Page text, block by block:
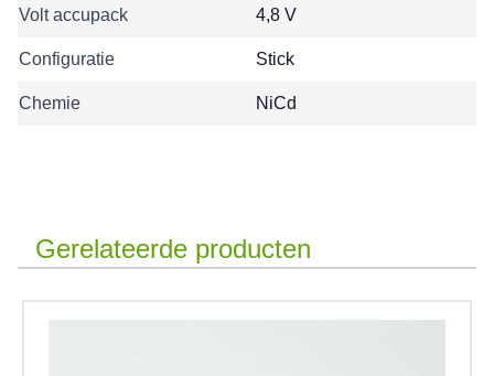
Volt accupack 4,8 V
Configuratie Stick
Chemie NiCd
Gerelateerde producten